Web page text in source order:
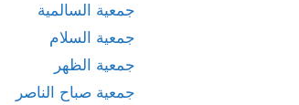
جمعية السالمية
جمعية السلام
جمعية الظهر
جمعية صباح الناصر